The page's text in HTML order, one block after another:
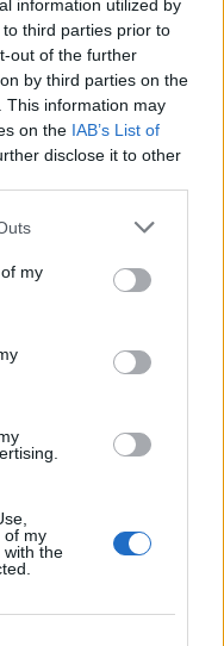
information utilized by
third parties prior to
out of the further
by third parties on the
This information may
on the IAB’s List of
disclose it to other
my
of my
with the
Цена: 1,99
100 Цветни
фойерверки
Дървени
клечки
глави
45 супер
тор
Цена: 4,99
210 Цветни
22 Блестящ
22 Дървени
клечки
глави
тор
многократно!